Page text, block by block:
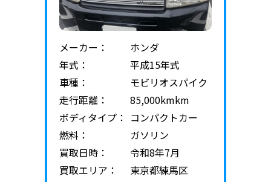
メーカー：
ホンダ
年式：
平成15年式
車種：
モビリオスパイク
走行距離：
85,000kmkm
ボディタイプ： コンパクトカー
燃料：
ガソリン
買取日時：
令和8年7月
買取エリア：
東京都練馬区